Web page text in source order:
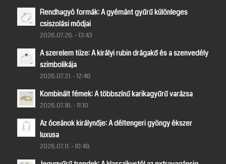
Rendhagyó formák: A gyémánt gyűrű különleges
csiszolási módjai
2026.07.26. - 13:43
A szerelem tüze: A királyi rubin drágakő és a szenvedély
szimbolikája
2026.07.21. - 12:46
Kombinált fémek: A többszínű karikagyűrű varázsa
2026.07.16. - 11:10
Az óceánok királynője: A déltengeri gyöngy ékszer
luxusa
2026.07.11. - 10:48